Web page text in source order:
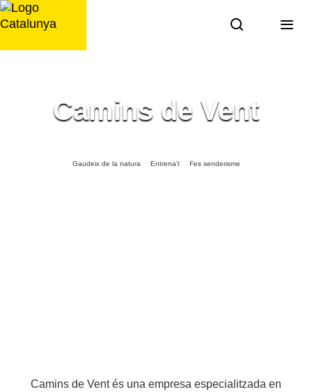
Saltar
al
Camins de Vent
Gaudeix de la natura Entrena't Fes senderisme
Camins de Vent és una empresa especialitzada en